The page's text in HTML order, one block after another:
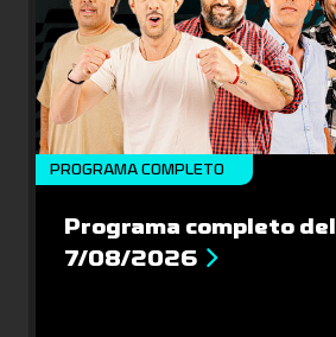
PROGRAMA COMPLETO
Programa completo del
7/08/2026